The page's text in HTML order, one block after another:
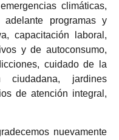
climáticas,
programas y
capacitación laboral,
y de autoconsumo,
cuidado de la
ciudadana, jardines
de atención integral,
nuevamente